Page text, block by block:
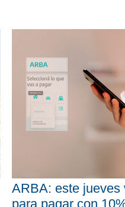
ARBA: este jueves
para pagar con